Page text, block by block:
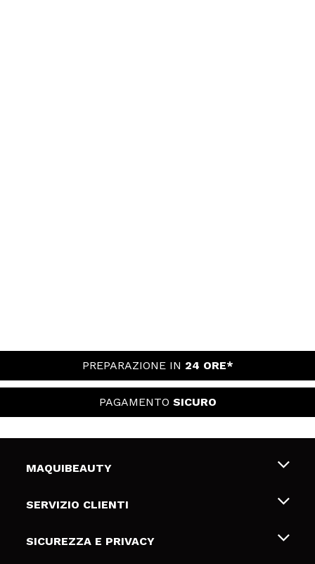
PREPARAZIONE IN 24 ORE*
PAGAMENTO SICURO
MAQUIBEAUTY
Chi siamo
Gift Cards
SERVIZIO CLIENTI
Spedizioni & Resi
SICUREZZA E PRIVACY